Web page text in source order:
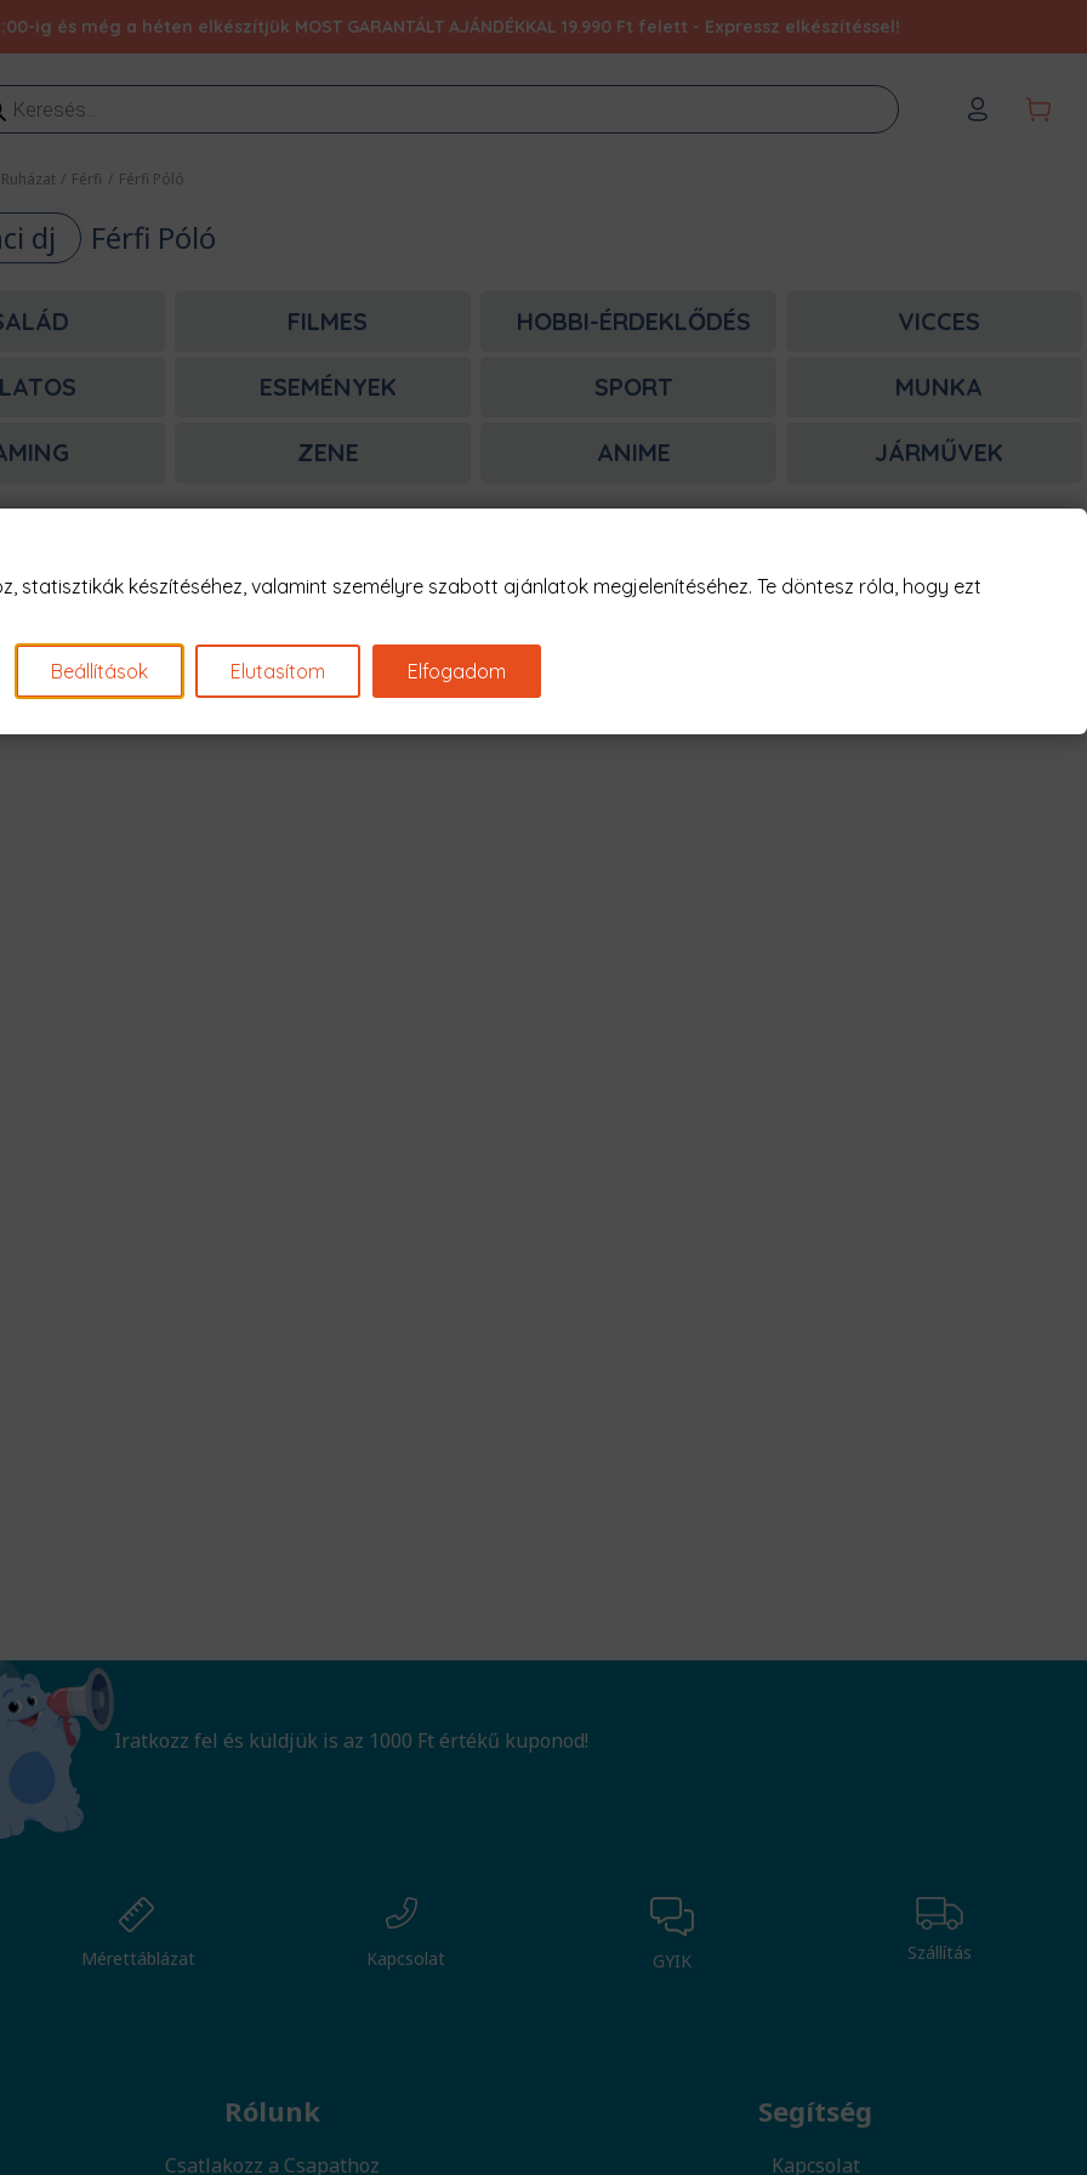
ig és még a héten elkészítjük MOST GARANTÁLT AJÁNDÉKKAL 19.990 Ft felett - Expressz elkészítéssel!
Ruházat / Férfi / Férfi Póló
dj Férfi Póló
FILMES HOBBI-ÉRDEKLŐDÉS VICCES
ESEMÉNYEK SPORT MUNKA
ZENE ANIME JÁRMŰVEK
Nagyon sajnáljuk! 😥
Nincs találat erre: "da vinci dj Férfi Póló"
Iratkozz fel és küldjük is az 1000 Ft értékű kuponod!
Mérettáblázat Kapcsolat GYIK Szállítás
Rólunk
Csatlakozz a Csapathoz
Segítség
Kapcsolat
statisztikák készítéséhez, valamint személyre szabott ajánlatok megjelenítéséhez. Te döntesz róla, hogy ezt
Beállítások Elutasítom Elfogadom